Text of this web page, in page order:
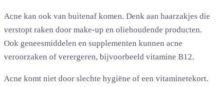
Acne kan ook van buitenaf komen. Denk aan haarzakjes die
verstopt raken door make-up en oliehoudende producten.
Ook geneesmiddelen en supplementen kunnen acne
veroorzaken of verergeren, bijvoorbeeld vitamine B12.
Acne komt niet door slechte hygiëne of een vitaminetekort.